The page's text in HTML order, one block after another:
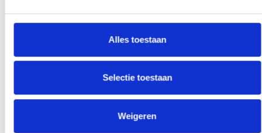
Alles toestaan
Selectie toestaan
Weigeren
onze tegenstander is.. Daar ligt weer de focus.”
Keeperscursus voor alle jeugdkeepers in de regio